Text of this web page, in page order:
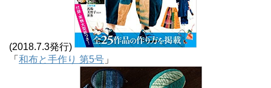
(2018.7.3発行)
「 和布と手作り 第5号 」